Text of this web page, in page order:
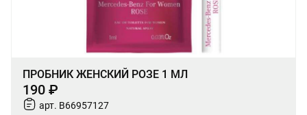
ПРОБНИК ЖЕНСКИЙ РОЗЕ 1 МЛ
190 ₽
арт. B66957127